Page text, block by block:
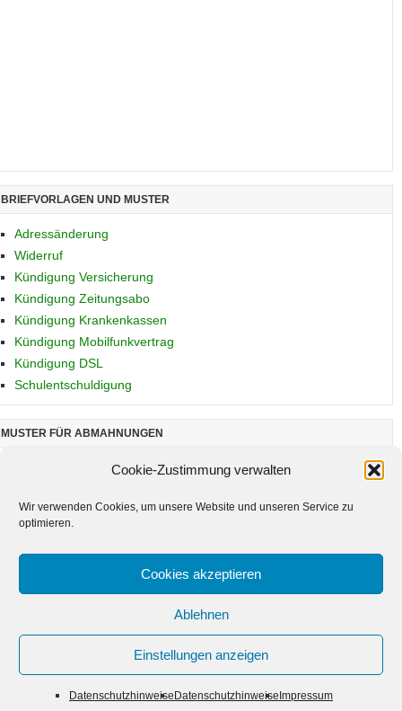
Cookie-Zustimmung verwalten
Wir verwenden Cookies, um unsere Website und unseren Service zu
optimieren.
Cookies akzeptieren
Ablehnen
Einstellungen anzeigen
Datenschutzhinweise Datenschutzhinweise Impressum
BRIEFVORLAGEN UND MUSTER
Adressänderung
Widerruf
Kündigung Versicherung
Kündigung Zeitungsabo
Kündigung Krankenkassen
Kündigung Mobilfunkvertrag
Kündigung DSL
Schulentschuldigung
MUSTER FÜR ABMAHNUNGEN
Abmahnung im Arbeitsrecht
MUSTER VORLAGE COPYRIGHT 2026